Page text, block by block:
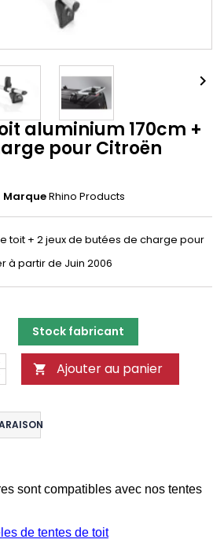

aluminium 170cm +
pour Citroën
MarqueRhino Products
toit + 2 jeux de butées de charge pour
à partir de Juin 2006
Stock fabricant
 Ajouter au panier
sont compatibles avec nos tentes
de tentes de toit